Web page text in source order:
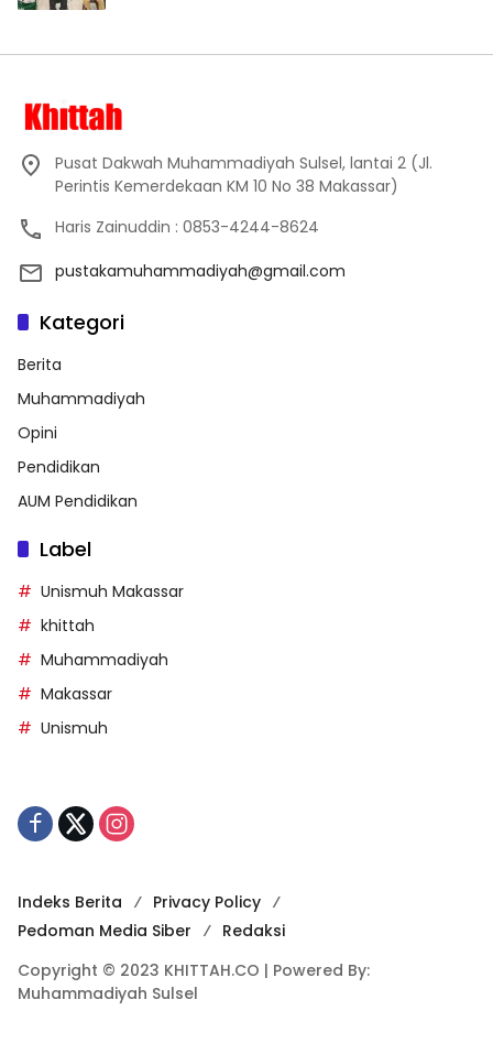
Pusat Dakwah Muhammadiyah Sulsel, lantai 2 (Jl.
Perintis Kemerdekaan KM 10 No 38 Makassar)
Haris Zainuddin : 0853-4244-8624
pustakamuhammadiyah@gmail.com
Kategori
Berita
Muhammadiyah
Opini
Pendidikan
AUM Pendidikan
Label
Unismuh Makassar
khittah
Muhammadiyah
Makassar
Unismuh
Indeks Berita
Privacy Policy
Pedoman Media Siber
Redaksi
Copyright © 2023 KHITTAH.CO | Powered By:
Muhammadiyah Sulsel